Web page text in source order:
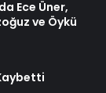
Ece Üner,
ve Öykü